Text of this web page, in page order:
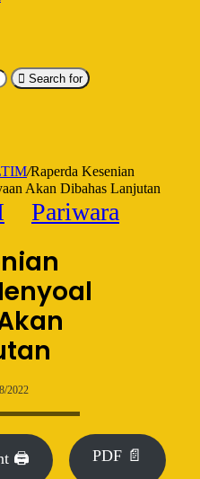
Search for
/Raperda Kesenian
Akan Dibahas Lanjutan
Pariwara
2022
(Foto: Ist)
🖨 PDF 📄